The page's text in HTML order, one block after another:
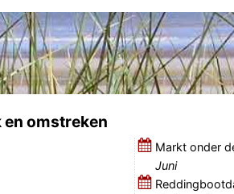
en omstreken
Markt onder
Juni